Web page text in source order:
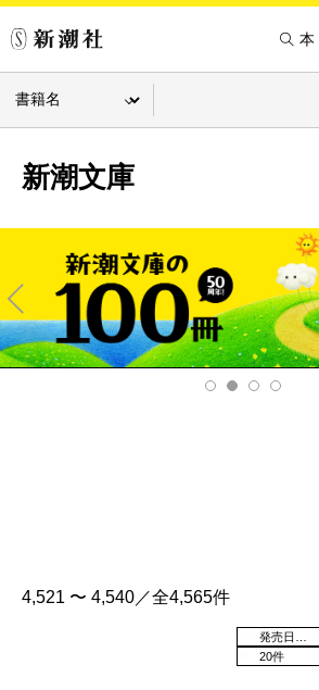
本
新潮文庫
Pre
v
4,521 〜 4,540／全4,565件
20件